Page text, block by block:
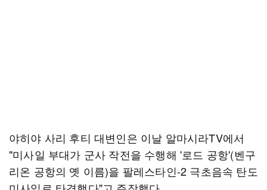
야히야 사리 후티 대변인은 이날 알마시라TV에서
"미사일 부대가 군사 작전을 수행해 '로드 공항'(벤구
리온 공항의 옛 이름)을 팔레스타인-2 극초음속 탄도